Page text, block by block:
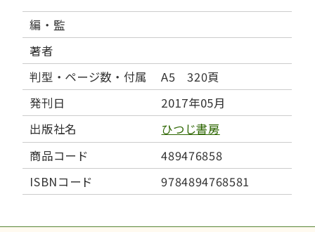
編・監
著者
判型・ページ数・付属
A5 320頁
発刊日
2017年05月
出版社名
ひつじ書房
商品コード
489476858
ISBNコード
9784894768581